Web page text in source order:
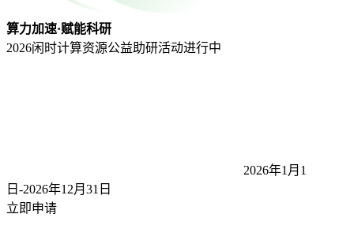
算力加速·赋能科研
2026闲时计算资源公益助研活动进行中
2026年1月1
日-2026年12月31 日
立即申请